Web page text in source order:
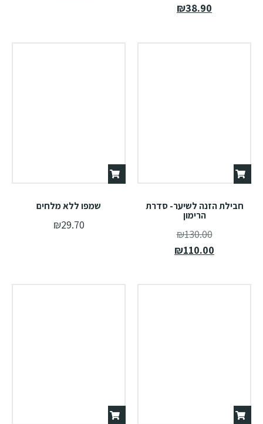
₪38.90
חבילת הזנה לשיער- סדרת
הרימון
₪130.00
₪110.00
שמפו ללא מלחים
₪29.70